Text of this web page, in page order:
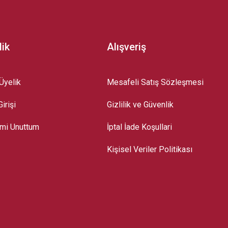
Unuttum
Alışveriş
Mesafeli Satış Sözleşmesi
Gizlilik ve Güvenlik
İptal İade Koşullari
Kişisel Veriler Politikası